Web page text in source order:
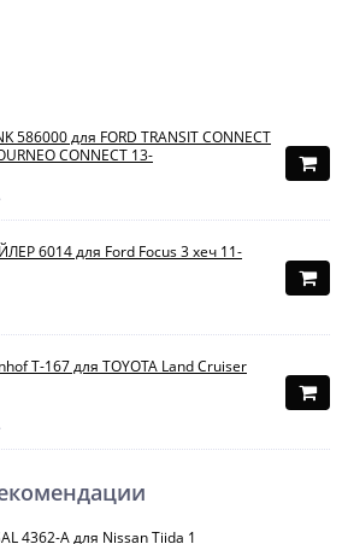
586000 для FORD TRANSIT CONNECT
CONNECT 13-
6014 для Ford Focus 3 хеч 11-
T-167 для TOYOTA Land Cruiser
4362-A для Nissan Tiida 1